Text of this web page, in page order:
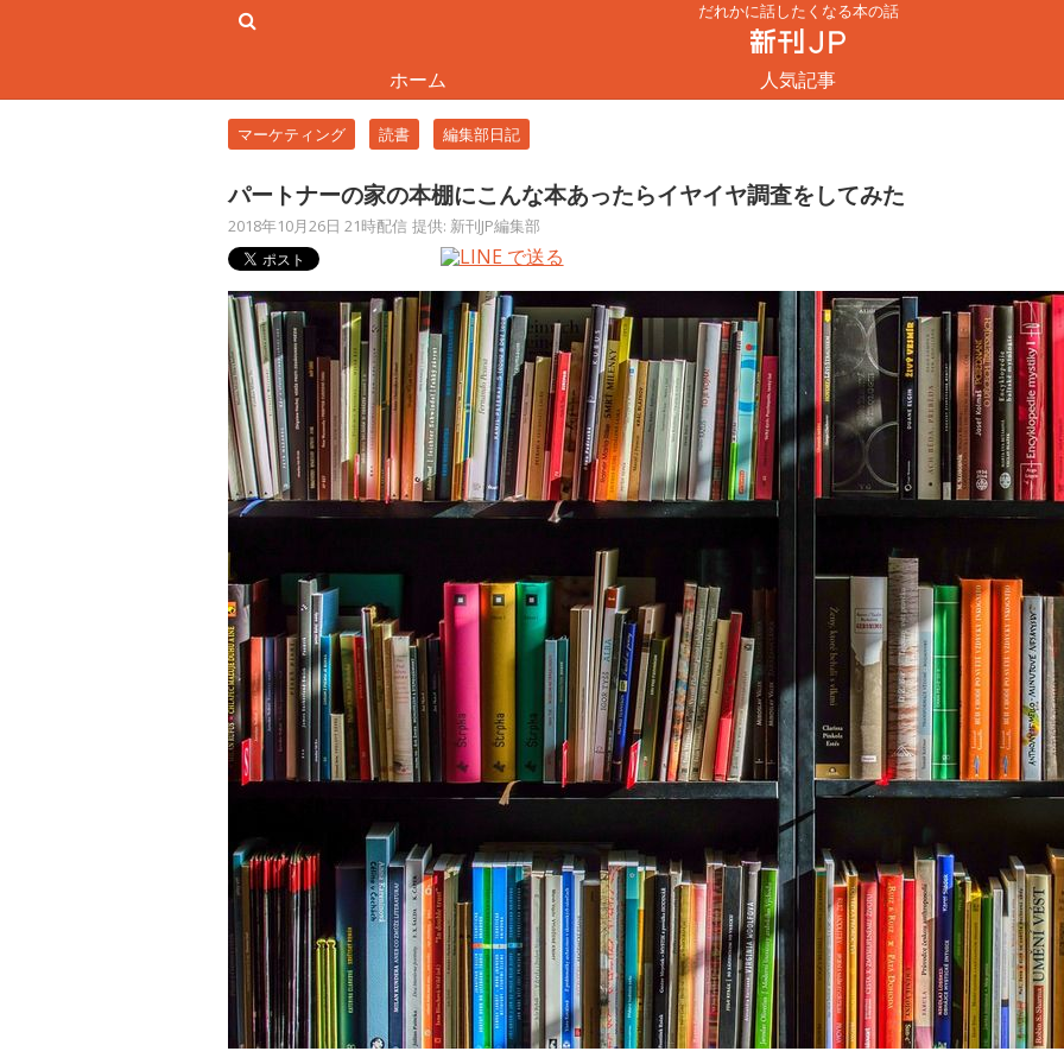
だれかに話したくなる本の話
ホーム 人気記事
マーケティング 読書 編集部日記
パートナーの家の本棚にこんな本あったらイヤイヤ調査をしてみた
2018年10月26日 21時配信 提供: 新刊JP編集部